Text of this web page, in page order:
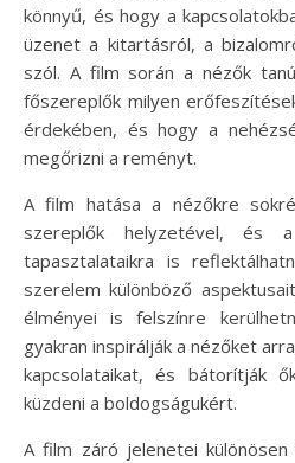
könnyű, és hogy a
üzenet a kitartásról, a
szól. A film során a nézők
főszereplők milyen
érdekében, és hogy a
megőrizni a reményt.
A film hatása a nézőkre
szereplők helyzetével, és
tapasztalataikra is
szerelem különböző
élményei is felszínre
gyakran inspirálják a nézőket
kapcsolataikat, és bátorítják
küzdeni a boldogságukért.
A film záró jelenetei